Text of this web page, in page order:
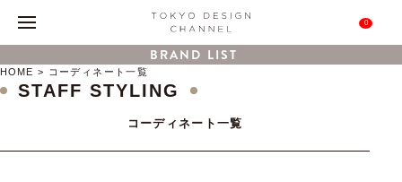
0
BRAND LIST
HOME コーディネート一覧
STAFF STYLING
コーディネート一覧